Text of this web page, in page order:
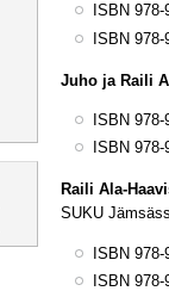
ISBN
ISBN
Juho ja Raili
ISBN
ISBN
Raili Ala-
SUKU
ISBN
ISBN